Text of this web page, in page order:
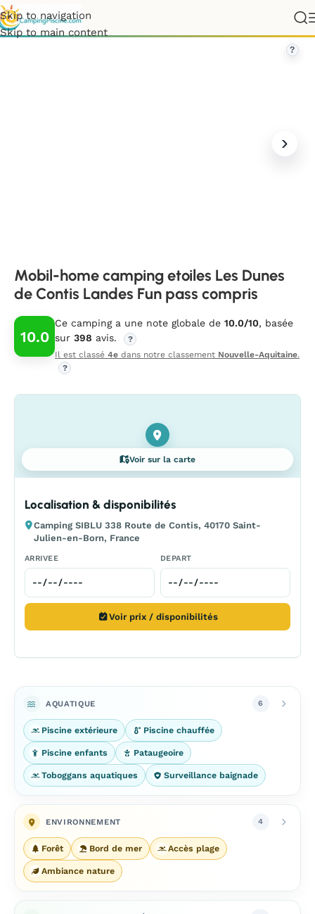
Skip to navigation
Skip to main content
etoiles Les Dunes de Contis Landes Fun pass compris
?
Mobil-home camping etoiles Les Dunes
de Contis Landes Fun pass compris
10.0
Ce camping a une note globale de 10.0/10, basée
sur 398 avis.
?
Il est classé 4e dans notre classement Nouvelle-Aquitaine.
?
Voir sur la carte
Localisation & disponibilités
Camping SIBLU 338 Route de Contis, 40170 Saint-
Julien-en-Born, France
ARRIVEE DEPART
Voir prix / disponibilités
AQUATIQUE 6
Piscine extérieure Piscine chauffée
Piscine enfants Pataugeoire
Toboggans aquatiques Surveillance baignade
ENVIRONNEMENT 4
Forêt Bord de mer Accès plage
Ambiance nature